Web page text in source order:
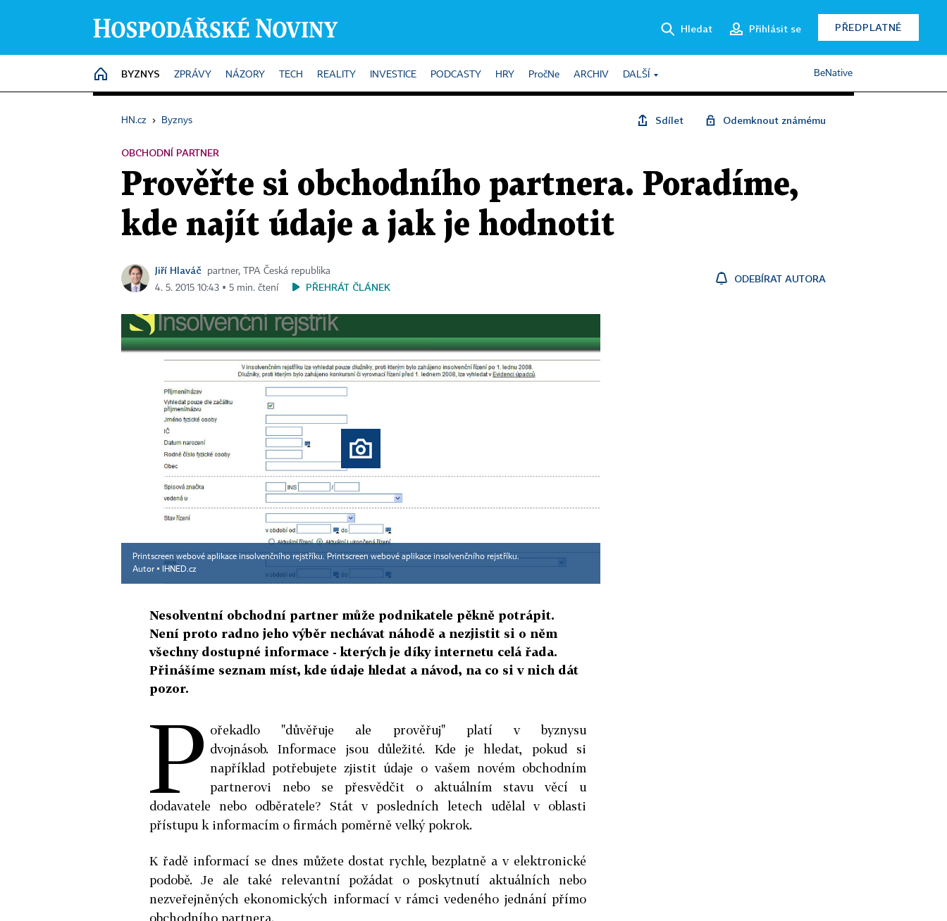
Hledat Přihlásit se PŘEDPLATNÉ
HOME
BYZNYS ZPRÁVY NÁZORY TECH REALITY INVESTICE PODCASTY HRY PročNe ARCHIV DALŠÍ BeNative
HN.cz › Byznys Sdílet Odemknout známému
OBCHODNÍ PARTNER
Prověřte si obchodního partnera. Poradíme,
kde najít údaje a jak je hodnotit
Jiří Hlaváč
partner, TPA Česká republika
4. 5. 2015 10:43 ▪ 5 min. čtení
PŘEHRÁT ČLÁNEK
ODEBÍRAT AUTORA
Printscreen webové aplikace insolvenčního rejstříku. Printscreen webové aplikace insolvenčního rejstříku.
Autor ▪
IHNED.cz
Nesolventní obchodní partner může podnikatele pěkně potrápit.
Není proto radno jeho výběr nechávat náhodě a nezjistit si o něm
všechny dostupné informace - kterých je díky internetu celá řada.
Přinášíme seznam míst, kde údaje hledat a návod, na co si v nich dát
pozor.
P ořekadlo "důvěřuje ale prověřuj" platí v byznysu
dvojnásob. Informace jsou důležité. Kde je hledat, pokud si
například potřebujete zjistit údaje o vašem novém obchodním
partnerovi nebo se přesvědčit o aktuálním stavu věcí u
dodavatele nebo odběratele? Stát v posledních letech udělal v oblasti
přístupu k informacím o firmách poměrně velký pokrok.
K řadě informací se dnes můžete dostat rychle, bezplatně a v elektronické
podobě. Je ale také relevantní požádat o poskytnutí aktuálních nebo
nezveřejněných ekonomických informací v rámci vedeného jednání přímo
obchodního partnera.